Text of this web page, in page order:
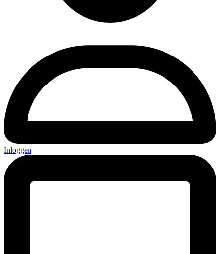
Inloggen